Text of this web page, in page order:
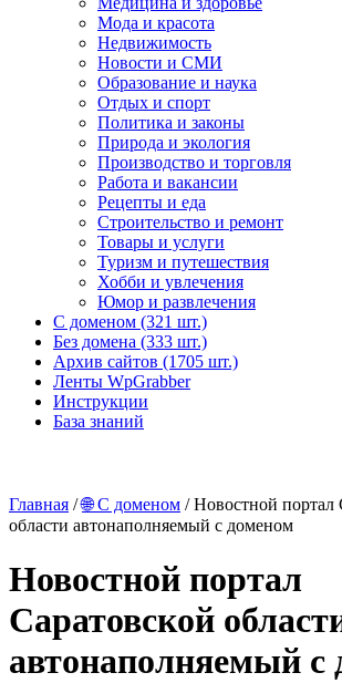
Мода и красота
Недвижимость
Новости и СМИ
Образование и наука
Отдых и спорт
Политика и законы
Природа и экология
Производство и торговля
Работа и вакансии
Рецепты и еда
Строительство и ремонт
Товары и услуги
Туризм и путешествия
Хобби и увлечения
Юмор и развлечения
С доменом (321 шт.)
Без домена (333 шт.)
Архив сайтов (1705 шт.)
Ленты WpGrabber
Инструкции
База знаний
Главная /🌐 С доменом / Новостной портал
области автонаполняемый с доменом
Новостной портал
Саратовской
автонаполняемый с